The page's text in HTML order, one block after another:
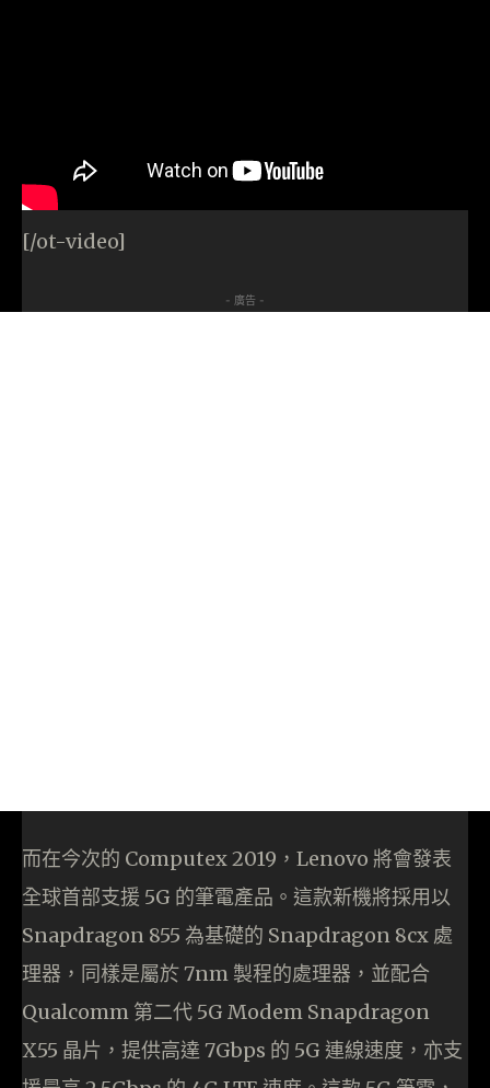
[/ot-video]
- 廣告 -
而在今次的 Computex 2019，Lenovo 將會發表
全球首部支援 5G 的筆電產品。這款新機將採用以
Snapdragon 855 為基礎的 Snapdragon 8cx 處
理器，同樣是屬於 7nm 製程的處理器，並配合
Qualcomm 第二代 5G Modem Snapdragon
X55 晶片，提供高達 7Gbps 的 5G 連線速度，亦支